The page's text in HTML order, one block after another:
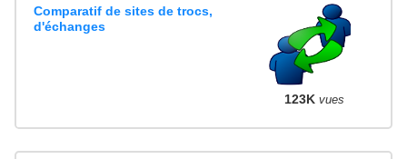
Comparatif de sites de trocs,
d'échanges
123K vues